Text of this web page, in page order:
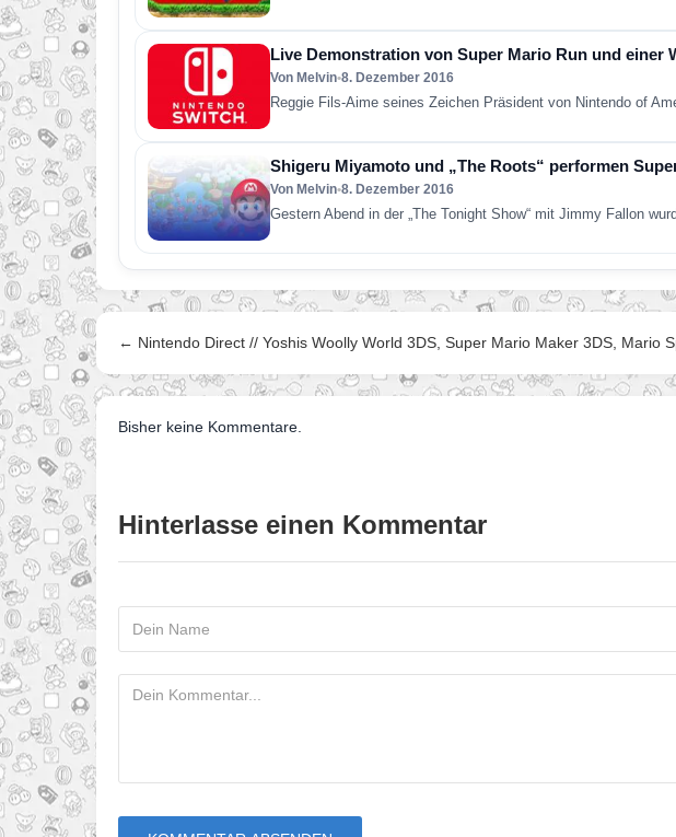
Live Demonstration von Super Mario Run und einer
Von Melvin•8. Dezember 2016
Reggie Fils-Aime seines Zeichen Präsident von Nintendo of
Shigeru Miyamoto und „The Roots“ performen
Von Melvin•8. Dezember 2016
Gestern Abend in der „The Tonight Show“ mit Jimmy Fallon
← Nintendo Direct // Yoshis Woolly World 3DS, Super Mario Maker 3DS, Mario
Bisher keine Kommentare.
Hinterlasse einen Kommentar